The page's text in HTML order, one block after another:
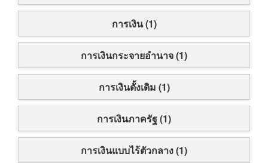
การเงิน (1)
การเงินกระจายอำนาจ (1)
การเงินดั้งเดิม (1)
การเงินภาครัฐ (1)
การเงินแบบไร้ตัวกลาง (1)